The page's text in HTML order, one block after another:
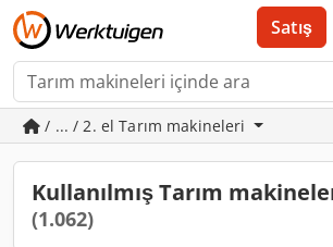
Satış
/ ... / 2. el Tarım makineleri
Kullanılmış Tarım
(1.062)